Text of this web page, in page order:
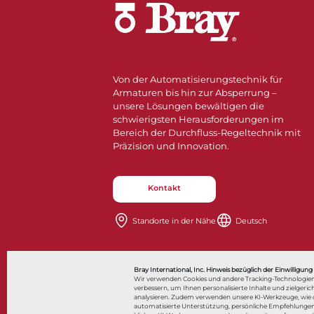
Bray International, Inc. Hinweis bezüglich der Einwilligung
Wir verwenden Cookies und andere Tracking-
verbessern, um Ihnen personalisierte Inhalte und
analysieren. Zudem verwenden unsere KI-Werkzeuge,
automatisierte Unterstützung, persönliche
Von der Automatisierungstechnik für
Armaturen bis hin zur Absperrung –
unsere Lösungen bewältigen die
schwierigsten Herausforderungen im
Bereich der Durchfluss-Regeltechnik mit
Präzision und Innovation.
Kontakt
Standorte in der Nähe​​​​​​​ Deutsch
Also of
© 2026 Bray International. Alle Rechte vorbehalten.